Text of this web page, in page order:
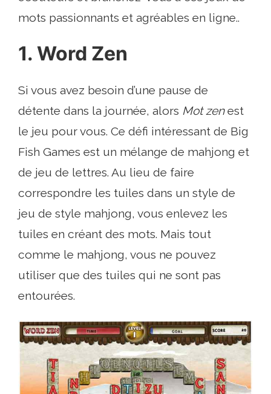
mots passionnants et agréables en ligne..
1. Word Zen
Si vous avez besoin d’une pause de
détente dans la journée, alors Mot zenest
le jeu pour vous. Ce défi intéressant de Big
Fish Games est un mélange de mahjong et
de jeu de lettres. Au lieu de faire
correspondre les tuiles dans un style de
jeu de style mahjong, vous enlevez les
tuiles en créant des mots. Mais tout
comme le mahjong, vous ne pouvez
utiliser que des tuiles qui ne sont pas
entourées.